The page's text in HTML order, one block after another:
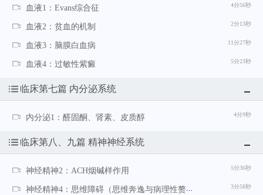
4分56秒
血液1：Evans综合征
2分13秒
血液2：贫血的机制
11分27秒
血液3：脑膜白血病
5分23秒
血液4：过敏性紫癜
临床第七篇 内分泌系统
4分9秒
内分泌1：醛固酮、肾素、皮质醇
临床第八、九篇 精神神经系统
5分36秒
神经精神2：ACH烟碱样作用
3分58秒
神经精神4：思维障碍（思维奔逸与病理性赘述）